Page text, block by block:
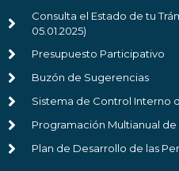
Consulta el Estado de tu
05.01.2025)
Presupuesto Participativo
Buzón de Sugerencias
Sistema de Control Interno
Programación Multianual de
Plan de Desarrollo de las